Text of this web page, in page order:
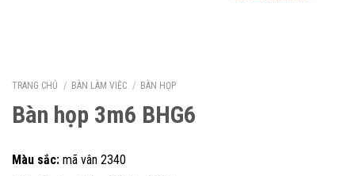
TRANG CHỦ / BÀN LÀM VIỆC / BÀN HỌP
Bàn họp 3m6 BHG6
Màu sắc: mã vân 2340